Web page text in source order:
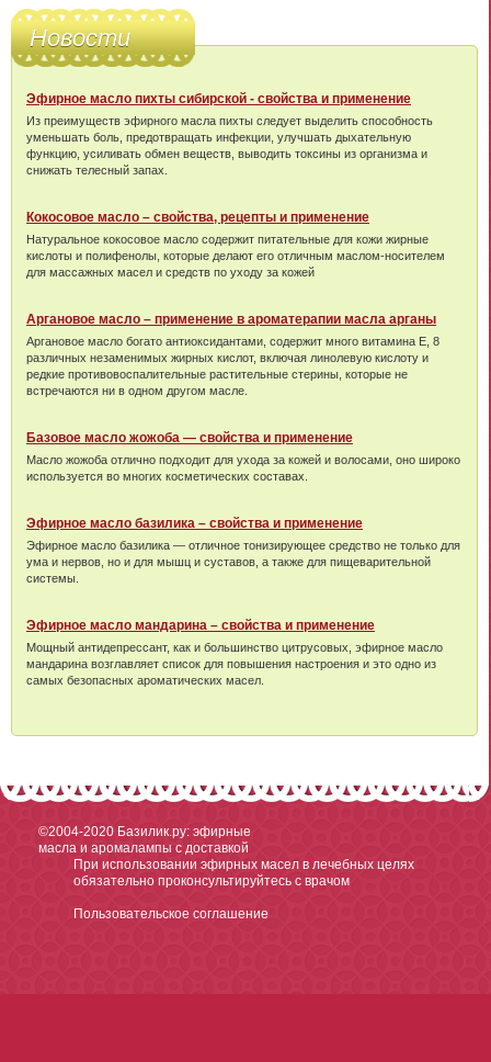
Новости
Эфирное масло пихты сибирской - свойства и применение
Из преимуществ эфирного масла пихты следует выделить способность
уменьшать боль, предотвращать инфекции, улучшать дыхательную
функцию, усиливать обмен веществ, выводить токсины из организма и
снижать телесный запах.
Кокосовое масло – свойства, рецепты и применение
Натуральное кокосовое масло содержит питательные для кожи жирные
кислоты и полифенолы, которые делают его отличным маслом-носителем
для массажных масел и средств по уходу за кожей
Аргановое масло – применение в ароматерапии масла арганы
Аргановое масло богато антиоксидантами, содержит много витамина Е, 8
различных незаменимых жирных кислот, включая линолевую кислоту и
редкие противовоспалительные растительные стерины, которые не
встречаются ни в одном другом масле.
Базовое масло жожоба — свойства и применение
Масло жожоба отлично подходит для ухода за кожей и волосами, оно широко
используется во многих косметических составах.
Эфирное масло базилика – свойства и применение
Эфирное масло базилика — отличное тонизирующее средство не только для
ума и нервов, но и для мышц и суставов, а также для пищеварительной
системы.
Эфирное масло мандарина – свойства и применение
Мощный антидепрессант, как и большинство цитрусовых, эфирное масло
мандарина возглавляет список для повышения настроения и это одно из
самых безопасных ароматических масел.
©2004-2020 Базилик.ру: эфирные
масла и аромалампы с доставкой
При использовании эфирных масел в лечебных целях
обязательно проконсультируйтесь с врачом
Пользовательское соглашение